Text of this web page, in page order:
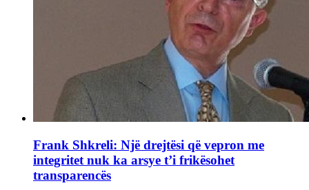
Frank Shkreli: Një drejtësi që vepron me
integritet nuk ka arsye t’i frikësohet
transparencës